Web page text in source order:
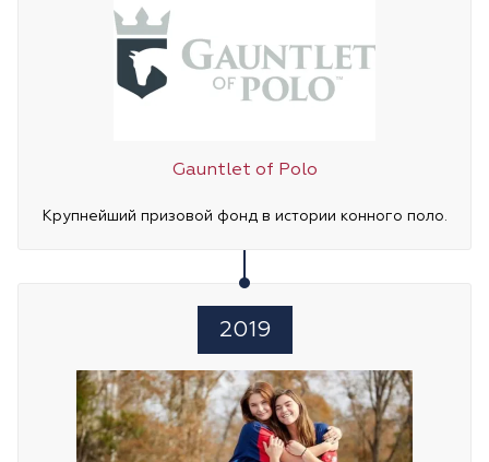
Gauntlet of Polo
Крупнейший призовой фонд в истории конного поло.
2019